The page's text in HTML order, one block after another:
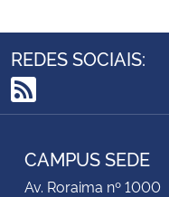
Ministério do Desenvolvimento
Ministério da Mulher, da Família
REDES SOCIAIS:
RSS
CAMPUS SEDE
Av. Roraima nº 1000